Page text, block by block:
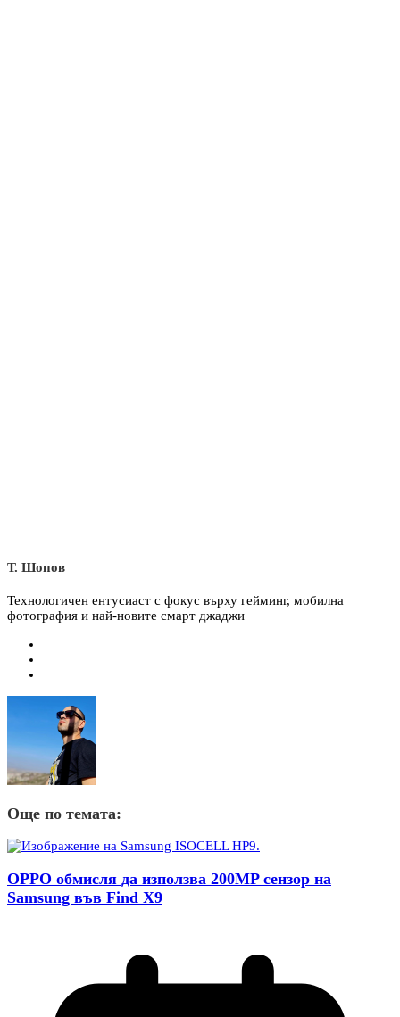
Т. Шопов
Технологичен ентусиаст с фокус върху гейминг, мобилна
фотография и най-новите смарт джаджи
Още по темата:
OPPO обмисля да използва 200MP сензор на
Samsung във Find X9